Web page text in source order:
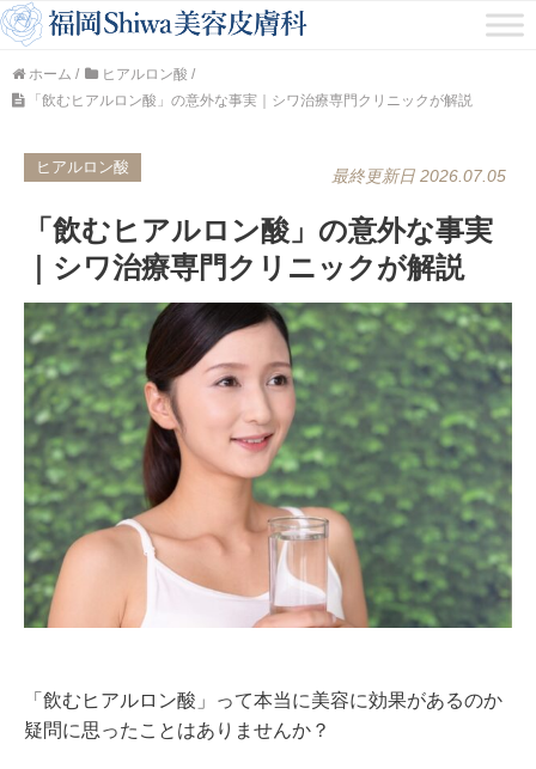
ホーム / ヒアルロン酸 /
「飲むヒアルロン酸」の意外な事実｜シワ治療専門クリニックが解説
ヒアルロン酸 最終更新日 2026.07.05
「飲むヒアルロン酸」の意外な事実
｜シワ治療専門クリニックが解説
「飲むヒアルロン酸」って本当に美容に効果があるのか
疑問に思ったことはありませんか？